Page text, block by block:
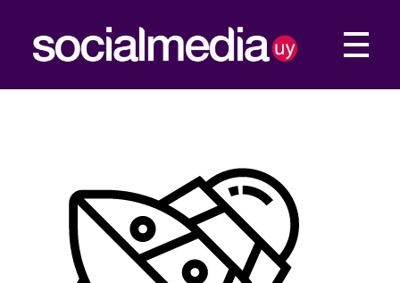
Social Media UY
Construimos tu presencia Web